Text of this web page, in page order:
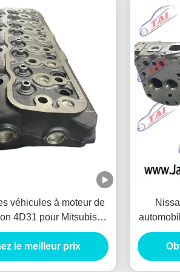
véhicules à moteur de
4D31 pour Mitsubishi
Fuso
le meilleur prix